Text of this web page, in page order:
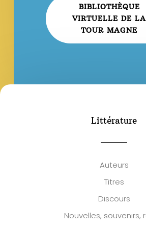
BIBLIOTHÈQUE
VIRTUELLE DE LA
TOUR MAGNE
Littérature
Auteurs
Titres
Discours
Nouvelles, souvenirs,